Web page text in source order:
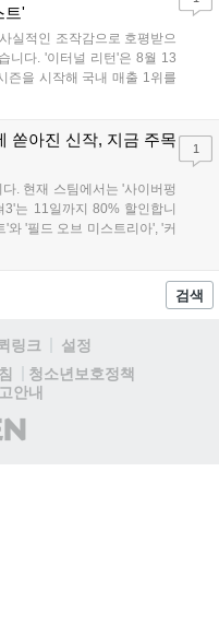
교점에서도 행사가 이어질 예정입
개최됩니다....
트'
실적인 조작감으로 호평받으
니다. '이터널 리턴'은 8월 13
즌을 시작해 국내 매출 1위를
리콘' 시리즈는 8월 6일 쇼
로 수리 시뮬레이션 '리스토
쏟아진 신작, 지금 주목
. 현재 스팀에서는 '사이버펑
는 11일까지 80% 할인합니
와 '필드 오브 미스트리아', '커
편, 7일 출시된 '마블 투혼'은
드랜드'는 7년 만의 대규모 업
1
검색
링크
설정
청소년보호정책
안내